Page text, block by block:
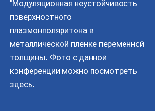
"Модуляционная неустойчивость
поверхностного
плазмонполяритона в
металлической пленке переменной
толщины. Фото с данной
конференции можно посмотреть
здесь.